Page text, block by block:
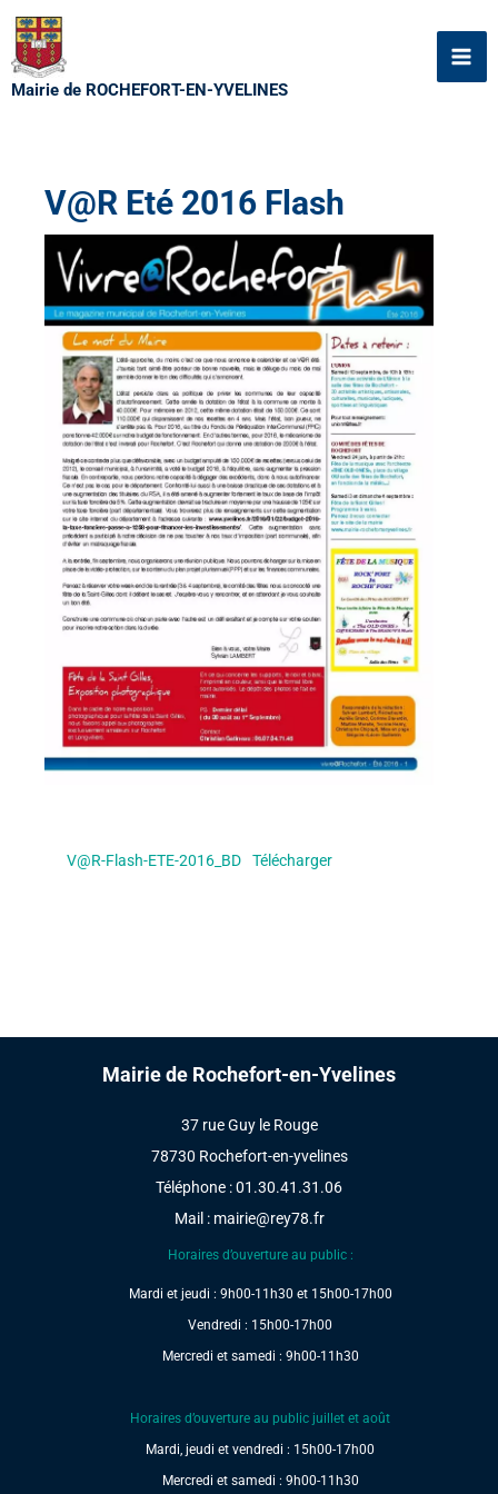
Aller
au
contenu
Mairie de ROCHEFORT-EN-YVELINES
V@R Eté 2016 Flash
V@R-Flash-ETE-2016_BD Télécharger
Mairie de Rochefort-en-Yvelines
37 rue Guy le Rouge
78730 Rochefort-en-yvelines
Téléphone : 01.30.41.31.06
Mail : mairie@rey78.fr
Horaires d’ouverture au public :
Mardi et jeudi : 9h00-11h30 et 15h00-17h00
Vendredi : 15h00-17h00
Mercredi et samedi : 9h00-11h30
Horaires d’ouverture au public juillet et août
Mardi, jeudi et vendredi : 15h00-17h00
Mercredi et samedi : 9h00-11h30